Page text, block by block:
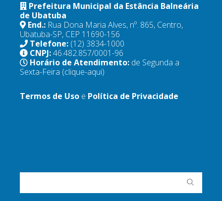
Prefeitura Municipal da Estância Balneária
de Ubatuba
End.: Rua Dona Maria Alves, nº. 865, Centro,
Ubatuba-SP, CEP 11690-156
Telefone: (12) 3834-1000
CNPJ:46.482.857/0001-96
Horário de Atendimento: de Segunda a
Sexta-Feira (clique-aqui)
Termos de Uso e Política de Privacidade